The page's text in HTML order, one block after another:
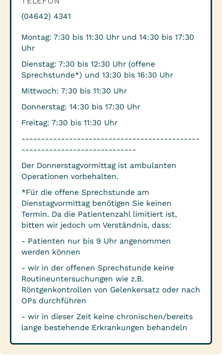
(04642) 4341
Montag: 7:30 bis 11:30 Uhr und 14:30 bis 17:30
Uhr
Dienstag: 7:30 bis 12:30 Uhr (offene
Sprechstunde*) und 13:30 bis 16:30 Uhr
Mittwoch: 7:30 bis 11:30 Uhr
Donnerstag: 14:30 bis 17:30 Uhr
Freitag: 7:30 bis 11:30 Uhr
---------------------------------------------
-----------------------------
Der Donnerstagvormittag ist ambulanten
Operationen vorbehalten.
*Für die offene Sprechstunde am
Dienstagvormittag benötigen Sie keinen
Termin. Da die Patientenzahl limitiert ist,
bitten wir jedoch um Verständnis, dass:
- Patienten nur bis 9 Uhr angenommen
werden können
- wir in der offenen Sprechstunde keine
Routineuntersuchungen wie z.B.
Röntgenkontrollen von Gelenkersatz oder nach
OPs durchführen
- wir in dieser Zeit keine chronischen/bereits
lange bestehende Erkrankungen behandeln